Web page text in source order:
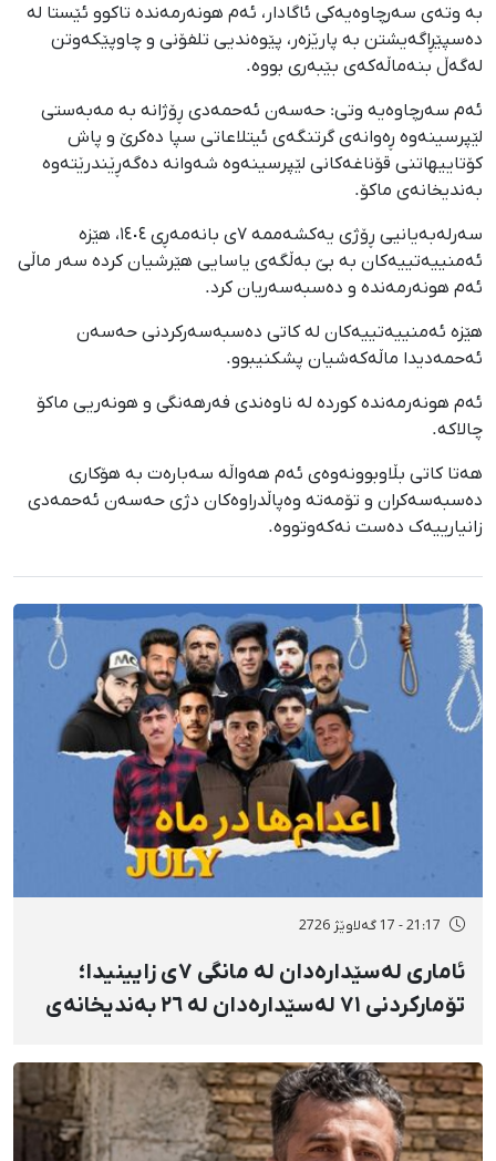
بە وتەی سەرچاوەیەکی ئاگادار، ئەم هونەرمەندە تاکوو ئێستا لە
دەسپێڕاگەیشتن بە پارێزەر، پێوەندیی تلفۆنی و چاوپێکەوتن
لەگەڵ بنەماڵەکەی بێبەری بووە.
ئەم سەرچاوەیە وتی: حەسەن ئەحمەدی ڕۆژانە بە مەبەستی
لێپرسینەوە ڕەوانەی گرتنگەی ئیتلاعاتی سپا دەکرێ و پاش
کۆتاییهاتنی قۆناغەکانی لێپرسینەوە شەوانە دەگەڕێندرێتەوە
بەندیخانەی ماکۆ.
سەرلەبەیانیی ڕۆژی یەکشەممە ٧ی بانەمەڕی ١٤٠٤، هێزە
ئەمنییەتییەکان بە بێ بەڵگەی یاسایی هێرشیان کردە سەر ماڵی
ئەم هونەرمەندە و دەسبەسەریان کرد.
هێزە ئەمنییەتییەکان لە کاتی دەسبەسەرکردنی حەسەن
ئەحمەدیدا ماڵەکەشیان پشکنیبوو.
ئەم هونەرمەندە کوردە لە ناوەندی فەرهەنگی و هونەریی ماکۆ
چالاکە.
هەتا کاتی بڵاوبوونەوەی ئەم هەواڵە سەبارەت بە هۆکاری
دەسبەسەکران و تۆمەتە وەپاڵدراوەکان دژی حەسەن ئەحمەدی
زانیارییەک دەست نەکەوتووە.
21:17 - 17 گەلاوێژ 2726
ئاماری لەسێدارەدان لە مانگی ٧ی زایینیدا؛
تۆمارکردنی ٧١ لەسێدارەدان لە ٢٦ بەندیخانەی
شوێنی نادیار و لەبەر چاوی خەڵکەوە